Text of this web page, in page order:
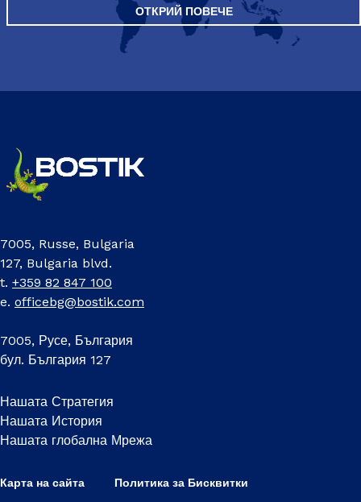
ОТКРИЙ ПОВЕЧЕ
7005, Russe, Bulgaria
127, Bulgaria blvd.
t. +359 82 847 100
e. officebg@bostik.com
7005, Русе, България
бул. България 127
Нашата Стратегия
Нашата История
Нашата глобална Мрежа
Карта на сайта Политика за Бисквитки